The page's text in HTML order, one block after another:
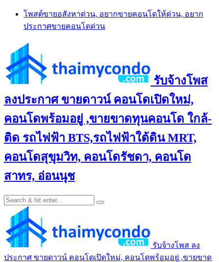
Skip
content
โพสต์ขายอสังหาด่วน, อยากขายคอนโดให้ด่วน, อยาก
ประกาศขายคอนโดด่วน
รับจ้างโพส
ลงประกาศ ขายดาวน์ คอนโดเปิดใหม่,
คอนโดพร้อมอยู่ ,ขายขาดทุนคอนโด ใกล้-
ติด รถไฟฟ้า BTS,รถไฟฟ้าใต้ดิน MRT,
คอนโดสุขุมวิท, คอนโดรัชดา, คอนโด
สาทร, อ่อนนุช
รับจ้างโพส ลง
ประกาศ ขายดาวน์ คอนโดเปิดใหม่, คอนโดพร้อมอยู่ ,ขายขาด